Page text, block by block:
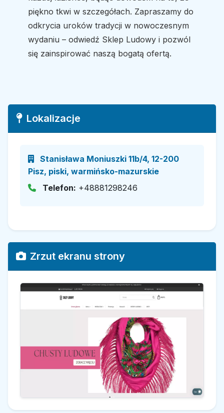
piękno tkwi w szczegółach. Zapraszamy do
odkrycia uroków tradycji w nowoczesnym
wydaniu – odwiedź Sklep Ludowy i pozwól
się zainspirować naszą bogatą ofertą.
Lokalizacje
Stanisława Moniuszki 11b/4, 12-200
Pisz, piski, warmińsko-mazurskie
Telefon: +48881298246
Zrzut ekranu strony